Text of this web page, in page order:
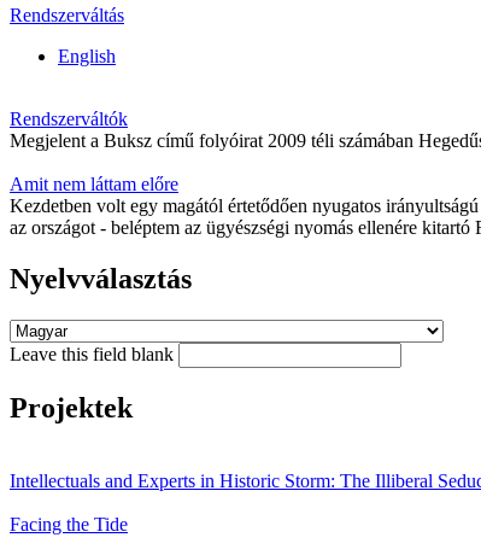
Rendszerváltás
English
Rendszerváltók
Megjelent a Buksz című folyóirat 2009 téli számában
Amit nem láttam előre
Kezdetben volt egy magától értetődően nyugatos
az országot - beléptem az ügyészségi nyomás ellenére kitartó
Nyelvválasztás
Leave this field blank
Projektek
Intellectuals and Experts in Historic Storm: The Illiberal
Facing the Tide